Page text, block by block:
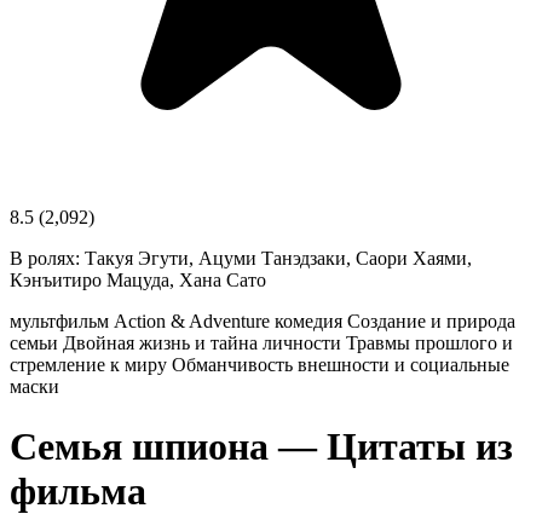
8.5 (2,092)
В ролях: Такуя Эгути, Ацуми Танэдзаки, Саори Хаями,
Кэнъитиро Мацуда, Хана Сато
мультфильм Action & Adventure комедия Создание и природа
семьи Двойная жизнь и тайна личности Травмы прошлого и
стремление к миру Обманчивость внешности и социальные
маски
Семья шпиона — Цитаты из
фильма